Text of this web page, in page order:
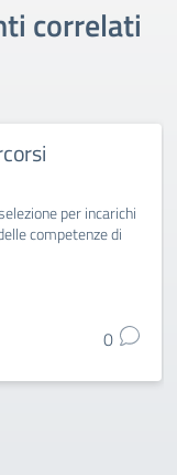
correlati
per incarichi
competenze di
0